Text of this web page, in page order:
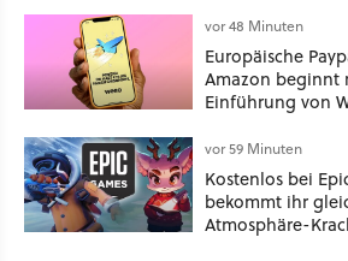
vor 48 Minuten
Europäische
Amazon beginnt
Einführung von
vor 59 Minuten
Kostenlos bei
bekommt ihr
Atmosphäre-